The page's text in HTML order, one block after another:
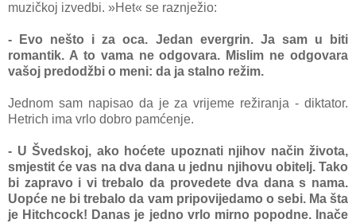
muzičkoj izvedbi. »Het« se raznježio:
- Evo nešto i za oca. Jedan evergrin. Ja sam u biti
romantik. A to vama ne odgovara. Mislim ne odgovara
vašoj predodžbi o meni: da ja stalno režim.
Jednom sam napisao da je za vrijeme režiranja - diktator.
Hetrich ima vrlo dobro pamćenje.
- U Švedskoj, ako hoćete upoznati njihov način života,
smjestit će vas na dva dana u jednu njihovu obitelj. Tako
bi zapravo i vi trebalo da provedete dva dana s nama.
Uopće ne bi trebalo da vam pripovijedamo o sebi. Ma šta
je Hitchcock! Danas je jedno vrlo mirno popodne. Inače